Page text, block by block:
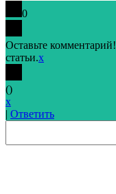
0
Оставьте
статьи.x
()
x
| Ответить